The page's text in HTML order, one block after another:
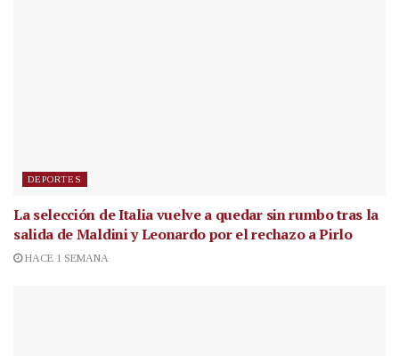
DEPORTES
La selección de Italia vuelve a quedar sin rumbo tras la
salida de Maldini y Leonardo por el rechazo a Pirlo
HACE 1 SEMANA